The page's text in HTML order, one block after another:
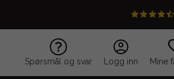
Spørsmål og svar Logg inn Mine